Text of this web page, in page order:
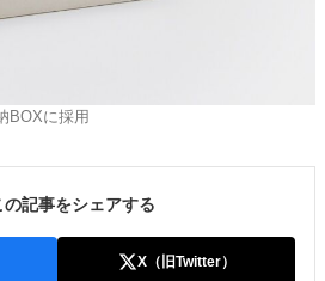
BOXに採用
の記事をシェアする
X（旧Twitter）